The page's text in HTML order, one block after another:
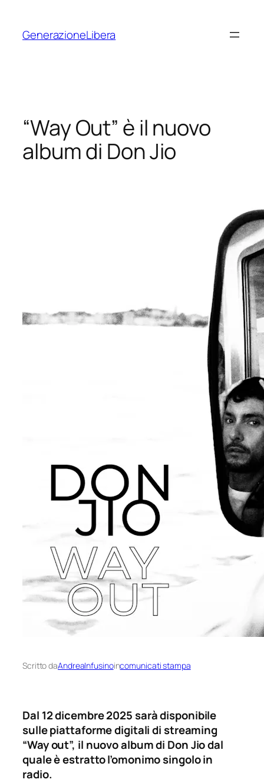
contenuto
GenerazioneLibera
“Way Out” è il nuovo
album di Don Jio
Scritto daAndreaInfusinoincomunicati stampa
Dal 12 dicembre 2025 sarà disponibile
sulle piattaforme digitali di streaming
“Way out”, il nuovo album di Don Jio dal
quale è estratto l’omonimo singolo in
radio.